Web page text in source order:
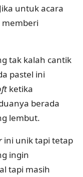
untuk acara
tak kalah cantik
pastel ini
ketika
berada
lembut.
ini unik tapi tetap
ingin
tapi masih